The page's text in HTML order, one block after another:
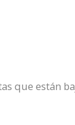
que están